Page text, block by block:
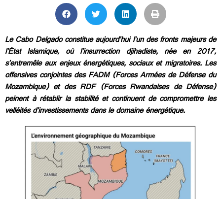
Le Cabo Delgado constitue aujourd’hui l’un des fronts majeurs de
l’État Islamique, où l’insurrection djihadiste, née en 2017,
s’entremêle aux enjeux énergétiques, sociaux et migratoires. Les
offensives conjointes des FADM (Forces Armées de Défense du
Mozambique) et des RDF (Forces Rwandaises de Défense)
peinent à rétablir la stabilité et continuent de compromettre les
velléités d’investissements dans le domaine énergétique.